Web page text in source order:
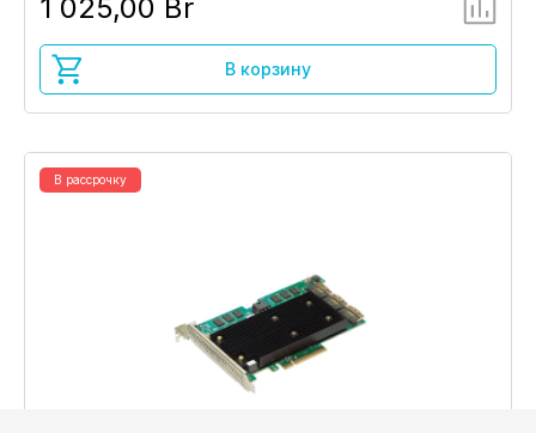
1 025,00 Br
В корзину
В рассрочку